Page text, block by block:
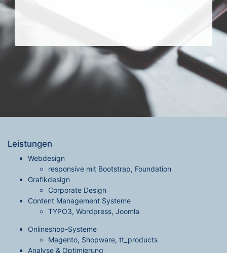
Leistungen
Webdesign
responsive mit Bootstrap, Foundation
Grafikdesign
Corporate Design
Content Management Systeme
TYPO3, Wordpress, Joomla
Onlineshop-Systeme
Magento, Shopware, tt_products
Analyse & Optimierung